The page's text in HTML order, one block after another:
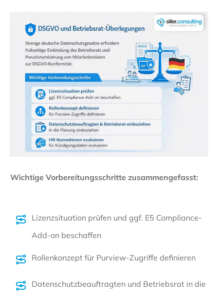
Wichtige Vorbereitungsschritte zusammengefasst:
Lizenzsituation prüfen und ggf. E5 Compliance-
Add-on beschaffen
Rollenkonzept für Purview-Zugriffe definieren
Datenschutzbeauftragten und Betriebsrat in die